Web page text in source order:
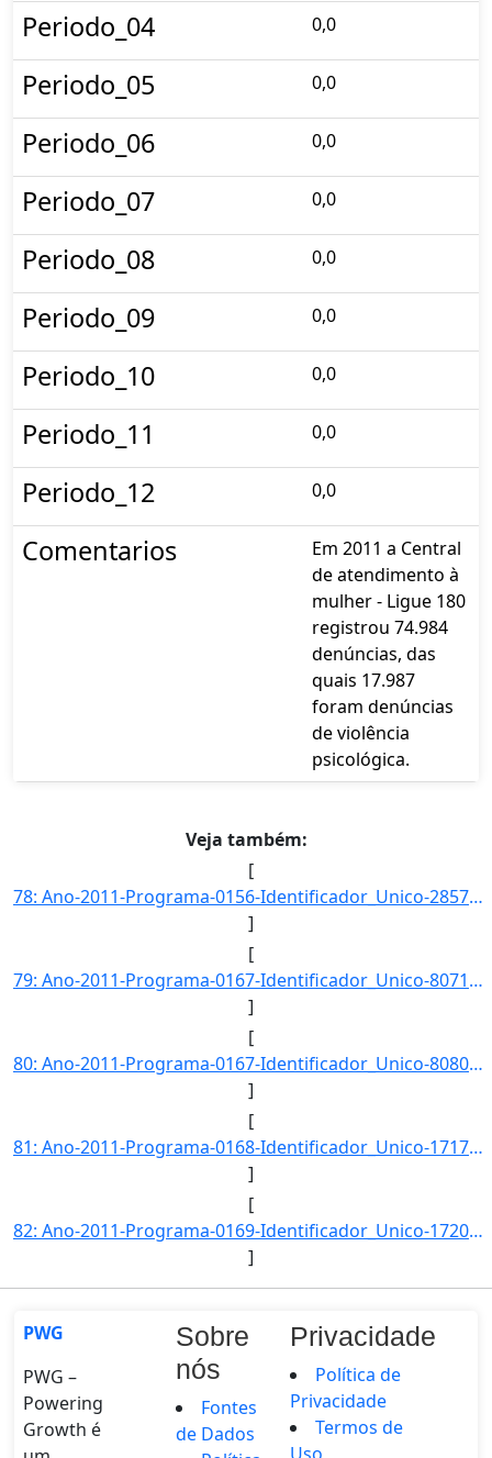
Periodo_04 0,0
Periodo_05 0,0
Periodo_06 0,0
Periodo_07 0,0
Periodo_08 0,0
Periodo_09 0,0
Periodo_10 0,0
Periodo_11 0,0
Periodo_12 0,0
Comentarios
Em 2011 a Central
de atendimento à
mulher - Ligue 180
registrou 74.984
denúncias, das
quais 17.987
foram denúncias
de violência
psicológica.
Veja também:
[
78: Ano-2011-Programa-0156-Identificador_Unico-2857-Descricao-Proporcao_de_Denuncias_de_Violencia_Sexual]
]
[
79: Ano-2011-Programa-0167-Identificador_Unico-8071-Descricao-Numero_de_Registros_de_Bens_Culturais_de_N]
]
[
80: Ano-2011-Programa-0167-Identificador_Unico-8080-Descricao-Indice_de_Preservacao_do_Patrimonio_Materi]
]
[
81: Ano-2011-Programa-0168-Identificador_Unico-1717-Descricao-Coeficiente_de_Bibliotecas_Publicas-Unidad]
]
[
82: Ano-2011-Programa-0169-Identificador_Unico-1720-Descricao-Participacao_da_producao_nacional_no_merca]
]
PWG
PWG –
Powering
Growth é
Sobre
nós
Fontes
de Dados
Privacidade
Política de
Privacidade
Termos de
Uso